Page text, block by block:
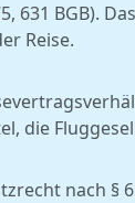
631 BGB).
Reise.
die
nach §